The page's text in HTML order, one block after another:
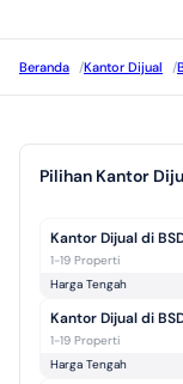
Beranda /Kantor Dijual /
Pilihan Kantor
Kantor Dijual di
1-19 Properti
Harga Tengah
Kantor Dijual di
1-19 Properti
Harga Tengah